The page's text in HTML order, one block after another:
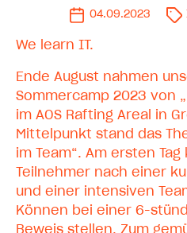
04.09.2023
We learn IT.
Ende August nahmen
Sommercamp 2023 von
im AOS Rafting Areal in
Mittelpunkt stand das
im Team“. Am ersten
Teilnehmer nach einer
und einer intensiven
Können bei einer 6-
Beweis stellen. Zum